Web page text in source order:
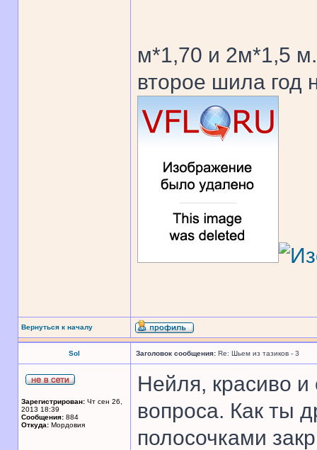
м*1,70 и 2м*1,5 м.
второе шила год
Вернуться к началу
Sol Заголовок сообщения: Re: Шьем из тазиков - 3
Зарегистрирован: Чт сен 26,
2013 18:39
Сообщения: 884
Откуда: Мордовия
Нейля, красиво и
вопроса. Как ты
полосочками